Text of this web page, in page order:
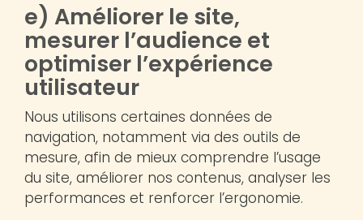
e) Améliorer le site,
mesurer l’audience et
optimiser l’expérience
utilisateur
Nous utilisons certaines données de
navigation, notamment via des outils de
mesure, afin de mieux comprendre l’usage
du site, améliorer nos contenus, analyser les
performances et renforcer l’ergonomie.